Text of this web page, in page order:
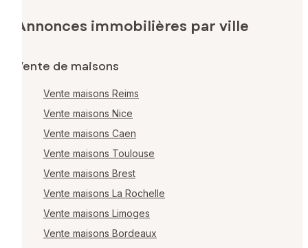
Annonces immobilières par ville
Vente de maisons
Vente maisons Reims
Vente maisons Nice
Vente maisons Caen
Vente maisons Toulouse
Vente maisons Brest
Vente maisons La Rochelle
Vente maisons Limoges
Vente maisons Bordeaux